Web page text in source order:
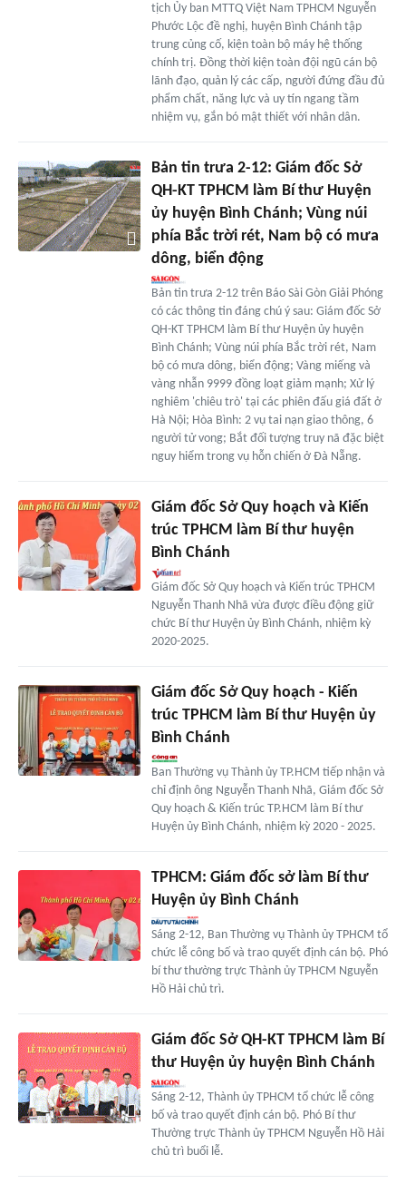
tịch Ủy ban MTTQ Việt Nam TPHCM Nguyễn
Phước Lộc đề nghị, huyện Bình Chánh tập
trung củng cố, kiện toàn bộ máy hệ thống
chính trị. Đồng thời kiện toàn đội ngũ cán bộ
lãnh đạo, quản lý các cấp, người đứng đầu đủ
phẩm chất, năng lực và uy tín ngang tầm
nhiệm vụ, gắn bó mật thiết với nhân dân.
Bản tin trưa 2-12: Giám đốc Sở
QH-KT TPHCM làm Bí thư Huyện
ủy huyện Bình Chánh; Vùng núi
phía Bắc trời rét, Nam bộ có mưa
dông, biển động
Bản tin trưa 2-12 trên Báo Sài Gòn Giải Phóng
có các thông tin đáng chú ý sau: Giám đốc Sở
QH-KT TPHCM làm Bí thư Huyện ủy huyện
Bình Chánh; Vùng núi phía Bắc trời rét, Nam
bộ có mưa dông, biển động; Vàng miếng và
vàng nhẫn 9999 đồng loạt giảm mạnh; Xử lý
nghiêm 'chiêu trò' tại các phiên đấu giá đất ở
Hà Nội; Hòa Bình: 2 vụ tai nạn giao thông, 6
người tử vong; Bắt đối tượng truy nã đặc biệt
nguy hiểm trong vụ hỗn chiến ở Đà Nẵng.
Giám đốc Sở Quy hoạch và Kiến
trúc TPHCM làm Bí thư huyện
Bình Chánh
Giám đốc Sở Quy hoạch và Kiến trúc TPHCM
Nguyễn Thanh Nhã vừa được điều động giữ
chức Bí thư Huyện ủy Bình Chánh, nhiệm kỳ
2020-2025.
Giám đốc Sở Quy hoạch - Kiến
trúc TPHCM làm Bí thư Huyện ủy
Bình Chánh
Ban Thường vụ Thành ủy TP.HCM tiếp nhận và
chỉ định ông Nguyễn Thanh Nhã, Giám đốc Sở
Quy hoạch & Kiến trúc TP.HCM làm Bí thư
Huyện ủy Bình Chánh, nhiệm kỳ 2020 - 2025.
TPHCM: Giám đốc sở làm Bí thư
Huyện ủy Bình Chánh
Sáng 2-12, Ban Thường vụ Thành ủy TPHCM tổ
chức lễ công bố và trao quyết định cán bộ. Phó
bí thư thường trực Thành ủy TPHCM Nguyễn
Hồ Hải chủ trì.
Giám đốc Sở QH-KT TPHCM làm Bí
thư Huyện ủy huyện Bình Chánh
Sáng 2-12, Thành ủy TPHCM tổ chức lễ công
bố và trao quyết định cán bộ. Phó Bí thư
Thường trực Thành ủy TPHCM Nguyễn Hồ Hải
chủ trì buổi lễ.